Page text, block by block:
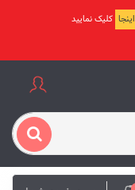
اینجا کلیک نمایید